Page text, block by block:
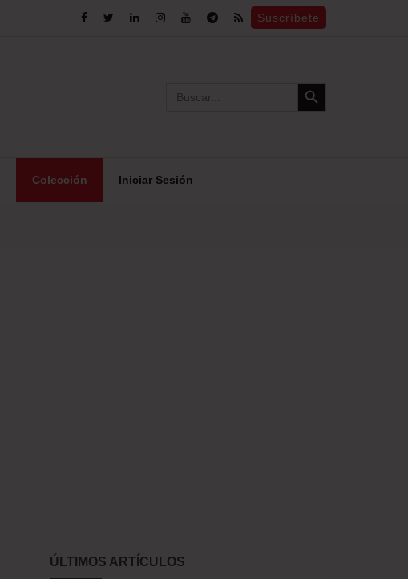
Suscríbete
for:
Search Button
Colección Iniciar Sesión
ÚLTIMOS ARTÍCULOS